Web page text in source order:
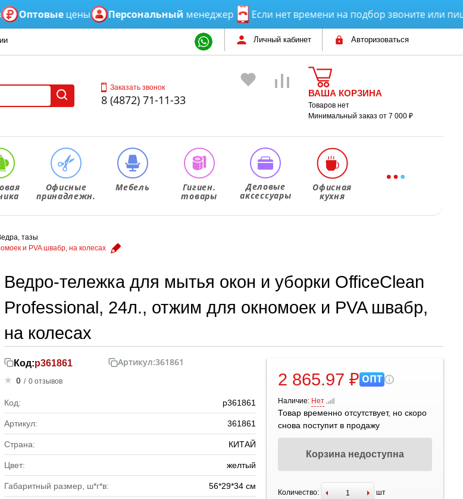
цены Персональныйменеджер Если нет времени на подбор звоните или
Личный кабинет Авторизоваться
Заказать звонок
8 (4872) 71-11-33 ВАША КОРЗИНА
Товаров нет
Минимальный заказ от 7 000 ₽
Офисные
принадлежн.
Мебель Гигиен.
товары
Деловые
аксессуары
Офисная
кухня
тазы
и PVA швабр, на колесах
Ведро-тележка для мытья окон и уборки OfficeClean
Professional, 24л., отжим для окномоек и PVA швабр,
на колесах
Код:р361861 Артикул:361861
0 / 0 отзывов
Код: р361861
Артикул: 361861
Страна: КИТАЙ
Цвет: желтый
Габаритный размер, ш*г*в: 56*29*34 см
2 865.97 ₽ ОПТ
Наличие: Нет
Товар временно отсутствует, но скоро
снова поступит в продажу
Корзина недоступна
Количество: шт